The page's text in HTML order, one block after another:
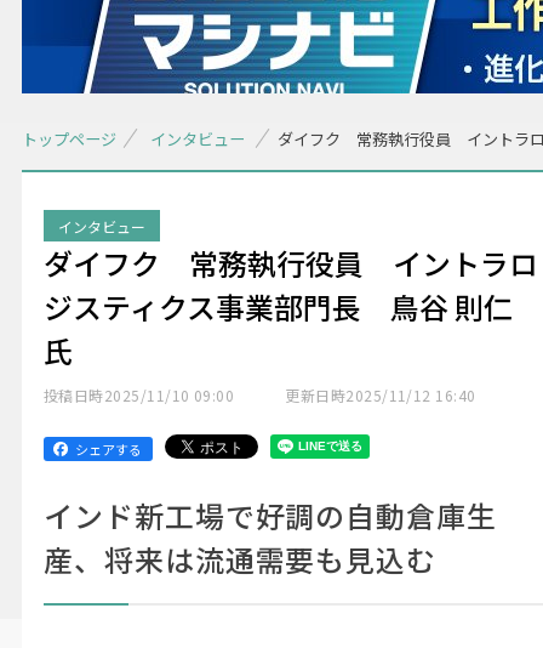
トップページ インタビュー ダイフク 常務執行役員 イントラ
インタビュー
ダイフク 常務執行役員 イントラロ
ジスティクス事業部門長 鳥谷 則仁
氏
投稿日時2025/11/10 09:00 更新日時2025/11/12 16:40
シェアする
インド新工場で好調の自動倉庫生
産、将来は流通需要も見込む